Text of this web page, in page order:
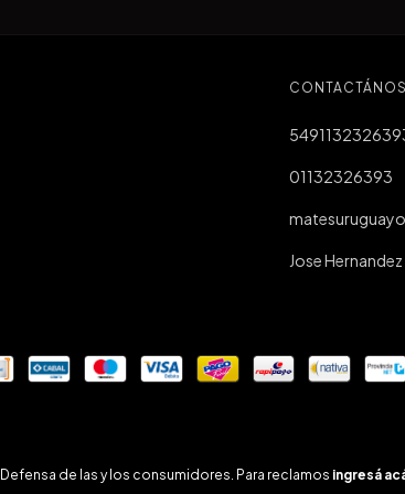
CONTACTÁNOS
01132326393
Jose
Defensa de las y los consumidores. Para reclamos ingresá